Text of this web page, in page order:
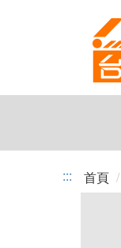
::: 首頁